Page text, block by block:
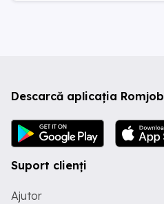
Descarcă aplicația Romjob
Suport clienți
Ajutor